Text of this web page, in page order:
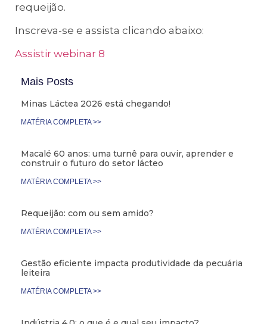
requeijão.
Inscreva-se e assista clicando abaixo:
Assistir webinar 8
Mais Posts
Minas Láctea 2026 está chegando!
MATÉRIA COMPLETA >>
Macalé 60 anos: uma turnê para ouvir, aprender e
construir o futuro do setor lácteo
MATÉRIA COMPLETA >>
Requeijão: com ou sem amido?
MATÉRIA COMPLETA >>
Gestão eficiente impacta produtividade da pecuária
leiteira
MATÉRIA COMPLETA >>